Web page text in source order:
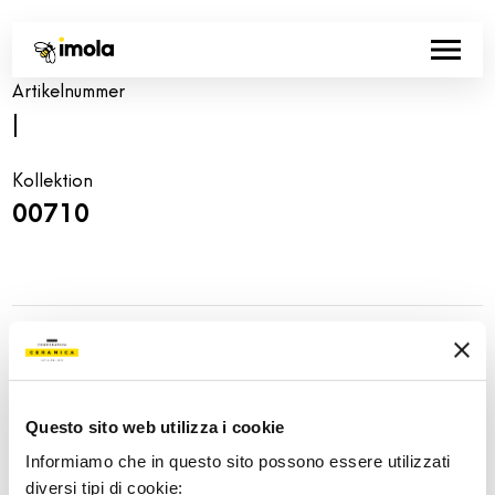
Questo sito web utilizza i cookie
Informiamo che in questo sito possono essere utilizzati
diversi tipi di cookie:
Artikelnummer
Kollektion
00710
Share: